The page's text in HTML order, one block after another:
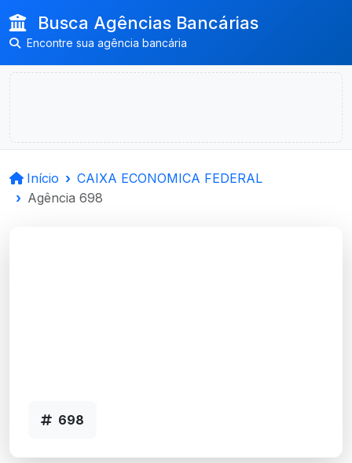
Busca Agências Bancárias
Encontre sua agência bancária
Início
CAIXA ECONOMICA FEDERAL
Agência 698
698